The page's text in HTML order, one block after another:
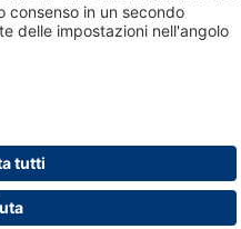
/ Italy Cap. Soc.
e P.IVA 02083271201
socio
Certificato da DNV ISO 9001,